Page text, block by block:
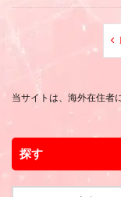
当サイトは、海外在住者
探す